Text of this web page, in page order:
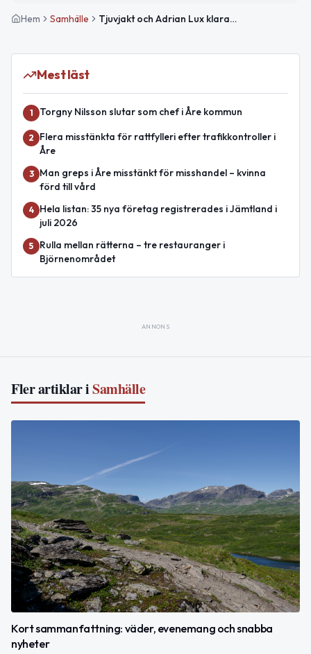
Hem Samhälle Tjuvjakt och Adrian Lux klara för Åre Sessions 2026
Mest läst
1 Torgny Nilsson slutar som chef i Åre kommun
2
Flera misstänkta för rattfylleri efter trafikkontroller i
Åre
3
Man greps i Åre misstänkt för misshandel – kvinna
förd till vård
4
Hela listan: 35 nya företag registrerades i Jämtland i
juli 2026
5
Rulla mellan rätterna – tre restauranger i
Björnenområdet
ANNONS
Fler artiklar iSamhälle
Kort sammanfattning: väder, evenemang och snabba
nyheter